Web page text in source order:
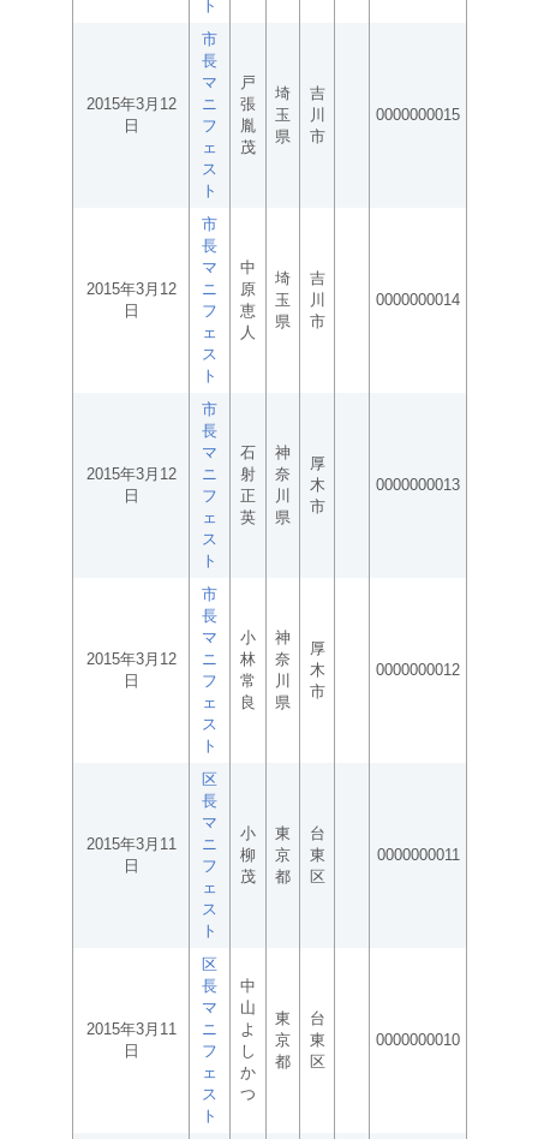
ト
2015年3月12
日
市
長
マ
ニ
フ
ェ
ス
ト
戸
張
胤
茂
埼
玉
県
吉
川
市
0000000015
2015年3月12
日
市
長
マ
ニ
フ
ェ
ス
ト
中
原
恵
人
埼
玉
県
吉
川
市
0000000014
2015年3月12
日
市
長
マ
ニ
フ
ェ
ス
ト
石
射
正
英
神
奈
川
県
厚
木
市
0000000013
2015年3月12
日
市
長
マ
ニ
フ
ェ
ス
ト
小
林
常
良
神
奈
川
県
厚
木
市
0000000012
2015年3月11
日
区
長
マ
ニ
フ
ェ
ス
ト
小
柳
茂
東
京
都
台
東
区
0000000011
2015年3月11
日
区
長
マ
ニ
フ
ェ
ス
ト
中
山
よ
し
か
つ
東
京
都
台
東
区
0000000010